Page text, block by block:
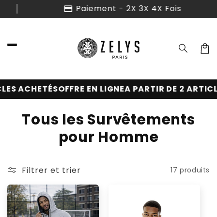
passer
au
Paiement - 2X 3X 4X Fois
Panier
ACHETÉSOFFRE EN LIGNEA PARTIR DE 2
C
l
e
c
Tous les Survêtements
pour Homme
Filtrer et trier 17 produits